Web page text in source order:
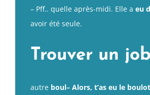
– Pff.. quelle après-midi. Elle a eu
avoir été seule.
Trouver un
autre boul– Alors, t’as eu le